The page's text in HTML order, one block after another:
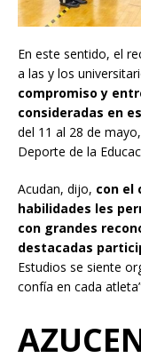
En este sentido, el
a las y los
compromiso y
consideradas en
del 11 al 28 de
Deporte de la
Acudan, dijo, con el
habilidades les
con grandes
destacadas
Estudios se siente
confía en cada